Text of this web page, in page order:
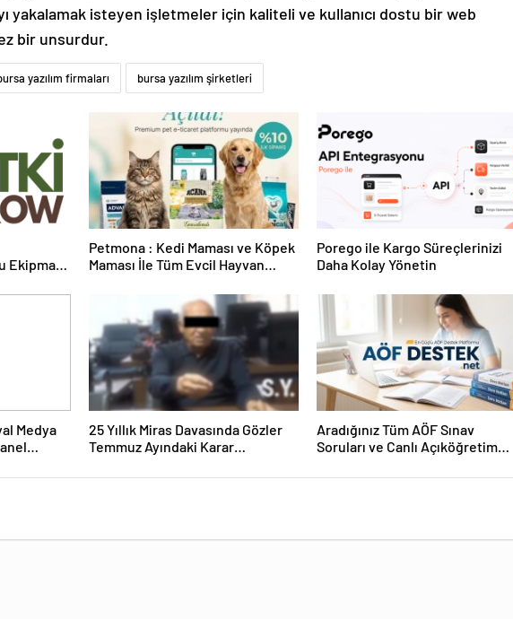
yakalamak isteyen işletmeler için kaliteli ve kullanıcı dostu bir web
bir unsurdur.
yazılım firmaları bursa yazılım şirketleri
Ekipman
Petmona : Kedi Maması ve Köpek
Maması İle Tüm Evcil Hayvan
Porego ile Kargo Süreçlerinizi
Daha Kolay Yönetin
Medya
25 Yıllık Miras Davasında Gözler
Temmuz Ayındaki Karar
Aradığınız Tüm AÖF Sınav
Soruları ve Canlı Açıköğretim